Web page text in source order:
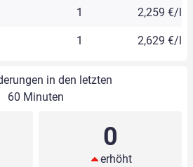
1 2,259 €/l
1 2,629 €/l
in den letzten
60 Minuten
0
erhöht